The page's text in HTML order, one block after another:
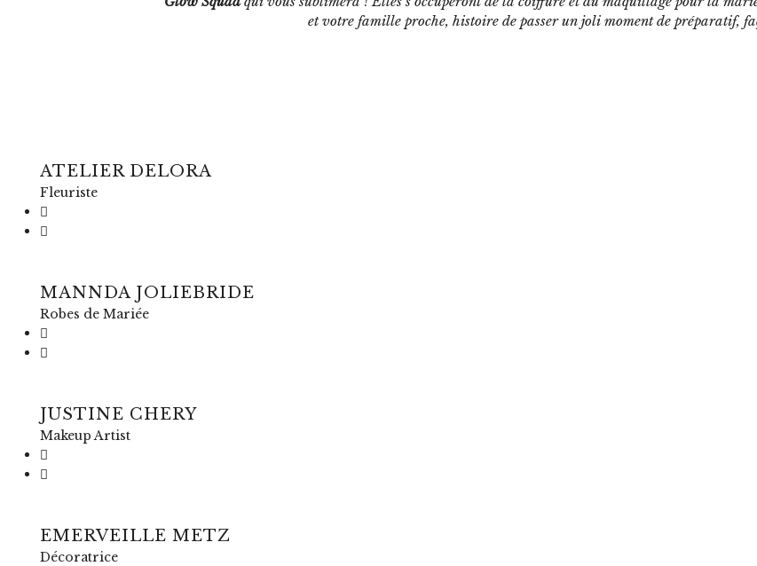
et votre famille proche, histoire de passer un joli moment de préparatif,
ATELIER DELORA
Fleuriste
MANNDA JOLIEBRIDE
Robes de Mariée
JUSTINE CHERY
Makeup Artist
EMERVEILLE METZ
Décoratrice